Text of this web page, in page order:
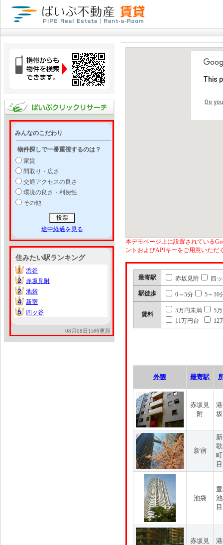
みんなのこだわり
物件探しで一番重視するのは？
家賃
間取り・広さ
交通アクセスの良さ
環境の良さ・利便性
その他
途中経過を見る
住みたい駅ランキング
1
1
渋谷
2
2
赤坂見附
2
2
池袋
4
4
新宿
5
5 四ッ谷
08月08日15時更新
This
Do
本デモページ上に設置されている
ントおよびAPIキーをご用意いただ
最寄駅 赤坂見附 四
駅徒歩 0～5分 5～10
賃料
5万円未満
5
11万円台
12
外観 最寄駅
赤坂見
附
新宿
目
池袋
目
赤坂見